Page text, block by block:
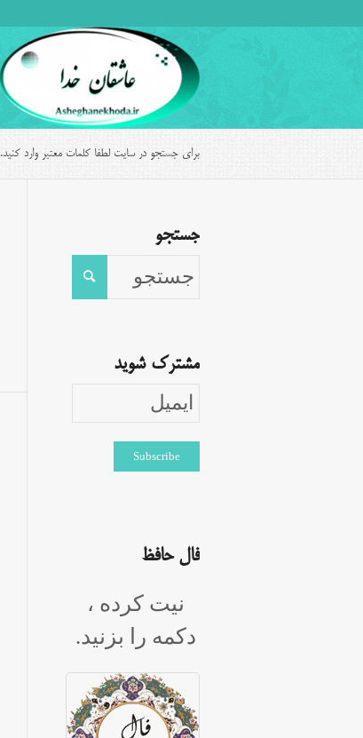
برای جستجو در سایت لطفا کلمات معتبر وارد کنید.
جستجو
مشترک شوید
فال حافظ
نیت کرده ،
دکمه را بزنید.